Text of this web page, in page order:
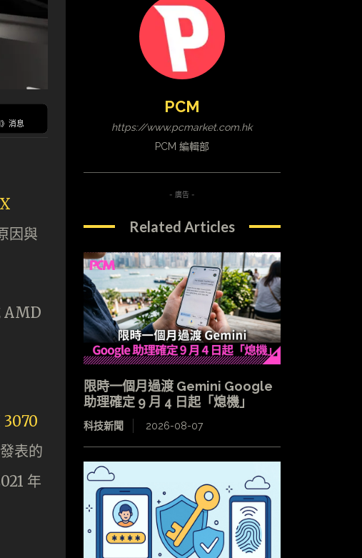
消息
因與
AMD
表的
年
PCM
https://www.pcmarket.com.hk
PCM 編輯部
- 廣告 -
Related Articles
限時一個月過渡 Gemini Google
助理確定 9 月 4 日起「熄機」
科技新聞 2026-08-07